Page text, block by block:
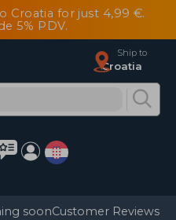
Croatia for just 4,99 €.
5% PDV.
Ship to
Croatia
soonCustomer Reviews